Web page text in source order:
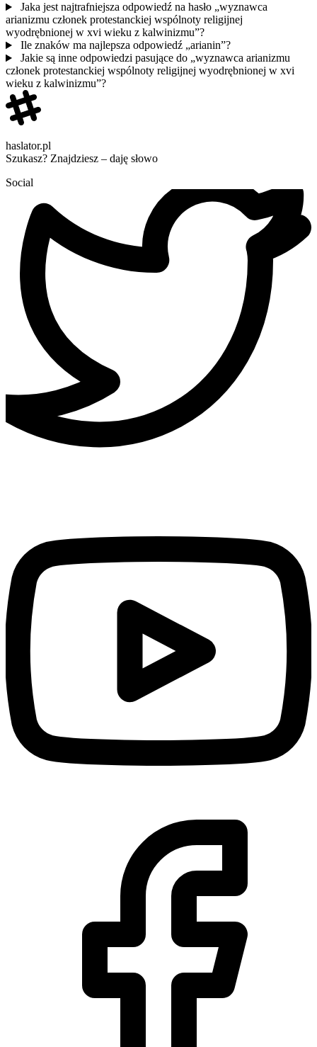
Jaka jest najtrafniejsza odpowiedź na hasło „wyznawca
arianizmu członek protestanckiej wspólnoty religijnej
wyodrębnionej w xvi wieku z kalwinizmu”?
Ile znaków ma najlepsza odpowiedź „arianin”?
Jakie są inne odpowiedzi pasujące do „wyznawca arianizmu
członek protestanckiej wspólnoty religijnej wyodrębnionej w xvi
wieku z kalwinizmu”?
haslator.pl
Szukasz? Znajdziesz – daję słowo
Social